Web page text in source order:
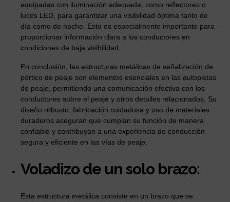
equipadas con iluminación adecuada, como reflectores o
luces LED, para garantizar una visibilidad óptima tanto de
día como de noche. Esto es especialmente importante para
proporcionar información clara a los conductores en
condiciones de baja visibilidad.
En conclusión, las estructuras metálicas de señalización de
pórtico de peaje son elementos esenciales en las autopistas
de peaje, permitiendo una comunicación efectiva con los
conductores sobre el peaje y otros detalles relacionados. Su
diseño robusto, fabricación cuidadosa y uso de materiales
duraderos aseguran que cumplan su función de manera
confiable y contribuyan a una experiencia de conducción
segura y eficiente en las vías de peaje.
Voladizo de un solo brazo:
Esta estructura metálica consiste en un brazo que se